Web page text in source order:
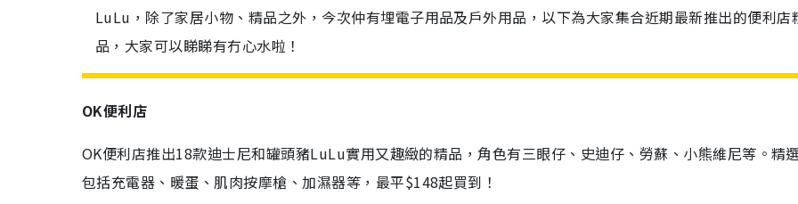
LuLu，除了家居小物、精品之外，今次仲有埋電子用品及戶外用品，以下為大家集合近期最新推出的便利店
品，大家可以睇睇有冇心水啦！
OK便利店
OK便利店推出18款迪士尼和罐頭豬LuLu實用又趣緻的精品，角色有三眼仔、史迪仔、勞蘇、小熊維尼等。精
包括充電器、暖蛋、肌肉按摩槍、加濕器等，最平$148起買到！